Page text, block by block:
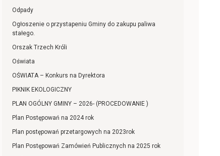
Odpady
Ogłoszenie o przystapeniu Gminy do zakupu paliwa
stałego.
Orszak Trzech Króli
Oświata
OŚWIATA – Konkurs na Dyrektora
PIKNIK EKOLOGICZNY
PLAN OGÓLNY GMINY – 2026- (PROCEDOWANIE )
Plan Postępowań na 2024 rok
Plan postępowań przetargowych na 2023rok
Plan Postępowań Zamówień Publicznych na 2025 rok